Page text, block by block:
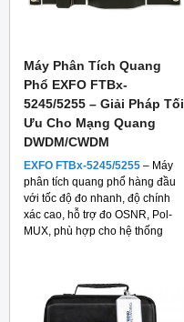
Máy Phân Tích Quang
Phổ EXFO FTBx-
5245/5255 – Giải Pháp Tối
Ưu Cho Mạng Quang
DWDM/CWDM
EXFO FTBx-5245/5255 – Máy
phân tích quang phổ hàng đầu
với tốc độ đo nhanh, độ chính
xác cao, hỗ trợ đo OSNR, Pol-
MUX, phù hợp cho hệ thống